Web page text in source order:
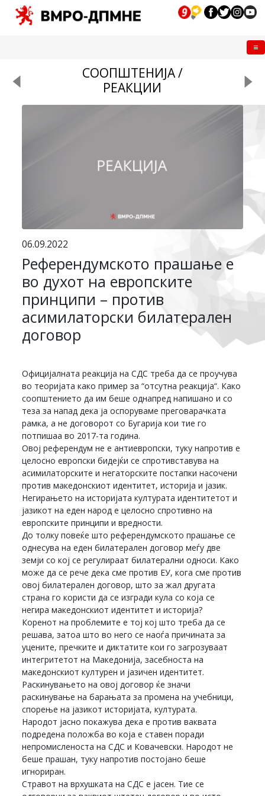
СООПШТЕНИЈА /
РЕАКЦИИ
06.09.2022
Референдумското прашање е
во духот на европските
принципи – против
асимилаторски билатерален
договор
Официјалната реакција на СДС треба да се проучува
во теоријата како пример за “отсутна реакција“. Како
соопштението да им беше однапред напишано и со
теза за напад дека ја оспоруваме преговарачката
рамка, а не договорот со Бугарија кои тие го
потпишаа во 2017-та година.
Овој референдум не е антиевропски, туку напротив е
целосно европски бидејќи се спротивставува на
асимилаторските и негаторските постапки насочени
против македонскиот идентитет, историја и јазик.
Негирањето на историјата културата идентитетот и
јазикот на еден народ е целосно спротивно на
европските принципи и вредности.
До толку повеќе што референдумското прашање се
однесува на еден билатерален договор меѓу две
земји со кој се регулираат билатерални односи. Како
може да се рече дека сме против ЕУ, кога сме против
овој билатерален договор, што за жал другата
страна го користи да се изгради кула со која се
негира македонскиот идентитет и историја?
Коренот на проблемите е тој кој што треба да се
решава, затоа што во него се наоѓа причината за
уцените, пречките и диктатите кои го загрозуваат
интегритетот на Македонија, засебноста на
македонскиот културен и јазичен идентитет.
Раскинувањето на овој договор ќе значи
раскинување на барањата за промена на учебници,
спорење на јазикот историјата, културата.
Народот јасно покажува дека е против ваквата
подредена положба во која е ставен поради
непромисленоста на СДС и Ковачевски. Народот не
беше прашан, туку напротив постојано беше
игнориран.
Стравот на врхушката на СДС е јасен. Тие се